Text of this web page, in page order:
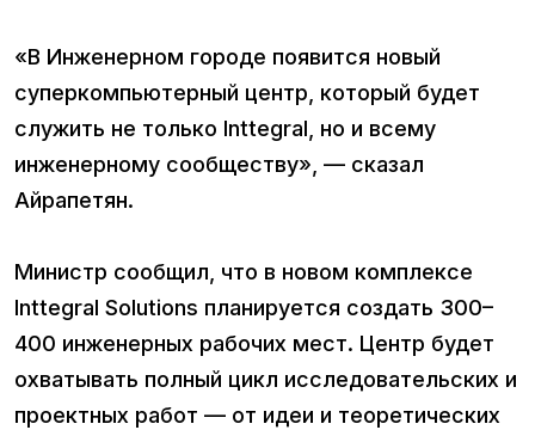
«В Инженерном городе появится новый
суперкомпьютерный центр, который будет
служить не только Inttegral, но и всему
инженерному сообществу», — сказал
Айрапетян.
Министр сообщил, что в новом комплексе
Inttegral Solutions планируется создать 300–
400 инженерных рабочих мест. Центр будет
охватывать полный цикл исследовательских и
проектных работ — от идеи и теоретических